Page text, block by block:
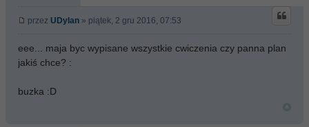
przez UDylan » piątek, 2 gru 2016, 07:53
eee... maja byc wypisane wszystkie cwiczenia czy panna plan
jakiś chce? :
buzka :D